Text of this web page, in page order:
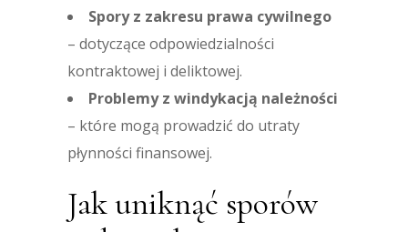
Spory z zakresu prawa cywilnego
– dotyczące odpowiedzialności
kontraktowej i deliktowej.
Problemy z windykacją należności
– które mogą prowadzić do utraty
płynności finansowej.
Jak uniknąć sporów